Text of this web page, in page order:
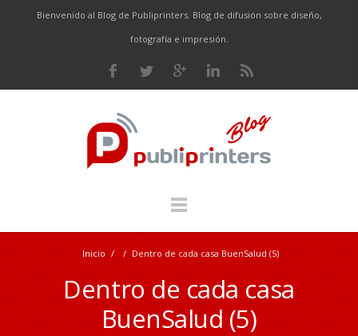
Bienvenido al Blog de Publiprinters. Blog de difusión sobre diseño,
fotografía e impresión.
Inicio / / Dentro de cada casa BuenSalud (5)
Dentro de cada casa
BuenSalud (5)